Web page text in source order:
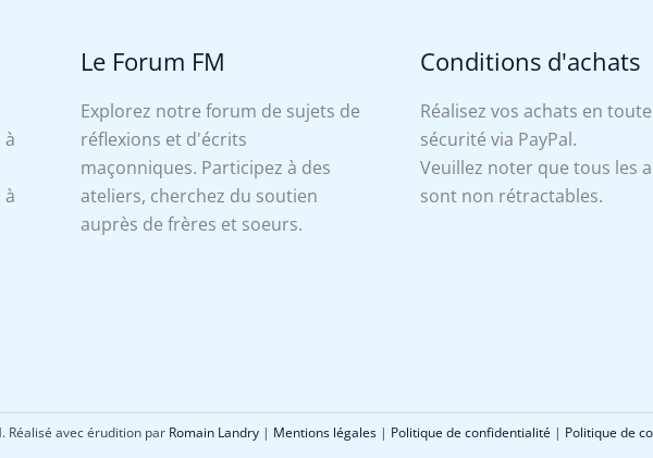
à
à
Le Forum FM
Explorez notre forum de sujets de
réflexions et d'écrits
maçonniques. Participez à des
ateliers, cherchez du soutien
auprès de frères et soeurs.
Conditions d'achats
Réalisez vos achats en toute
sécurité via PayPal.
Veuillez noter que tous les
sont non rétractables.
Réalisé avec érudition par Romain Landry | Mentions légales | Politique de confidentialité | Politique de